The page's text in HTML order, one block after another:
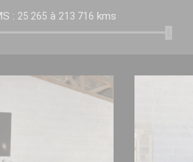
: 25 265 à 213 716 kms